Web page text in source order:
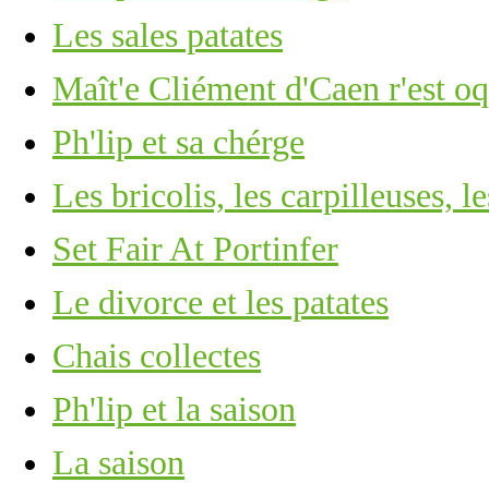
Les sales patates
Maît'e Cliément d'Caen r'est
Ph'lip et sa chérge
Les bricolis, les carpilleuses,
Set Fair At Portinfer
Le divorce et les patates
Chais collectes
Ph'lip et la saison
La saison